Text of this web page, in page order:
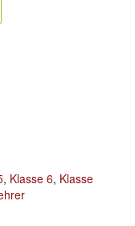
, Klasse 6, Klasse